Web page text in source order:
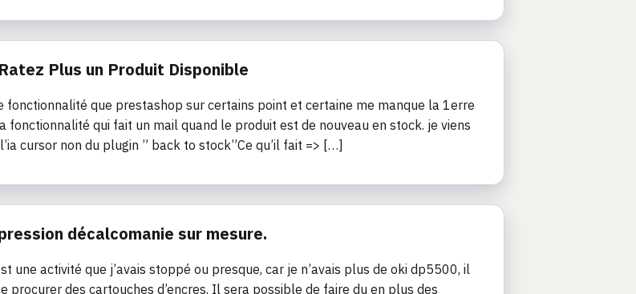
Plus un Produit Disponible
fonctionnalité que prestashop sur certains point et certaine me manque la 1erre
fonctionnalité qui fait un mail quand le produit est de nouveau en stock. je viens
cursor non du plugin ” back to stock”Ce qu’il fait => […]
décalcomanie sur mesure.
une activité que j’avais stoppé ou presque, car je n’avais plus de oki dp5500, il
procurer des cartouches d’encres. Il sera possible de faire du en plus des